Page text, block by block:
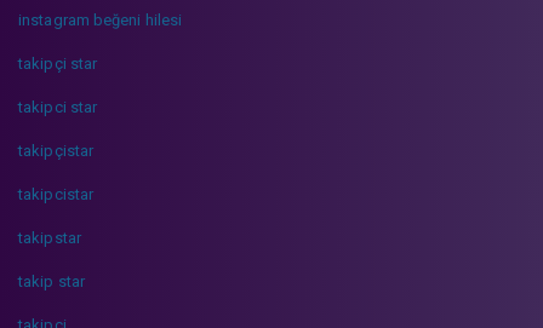
instagram beğeni hilesi
takipçi star
takipci star
takipçistar
takipcistar
takipstar
takip star